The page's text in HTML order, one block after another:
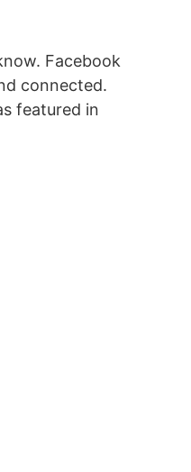
Facebook
connected.
featured in